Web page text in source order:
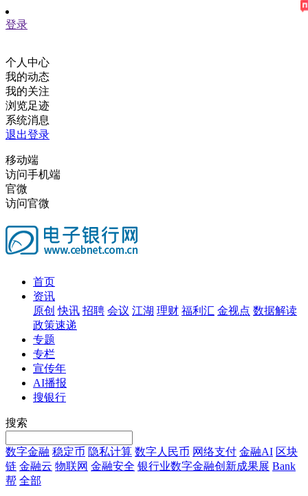
登录
个人中心
我的动态
我的关注
浏览足迹
系统消息
退出登录
移动端
访问手机端
官微
访问官微
首页
资讯
原创 快讯 招聘 会议 江湖 理财 福利汇 金视点 数据解读
政策速递
专题
专栏
宣传年
AI播报
搜银行
搜索
数字金融 稳定币 隐私计算 数字人民币 网络支付 金融AI 区块
链 金融云 物联网 金融安全 银行业数字金融创新成果展 Bank
帮 全部